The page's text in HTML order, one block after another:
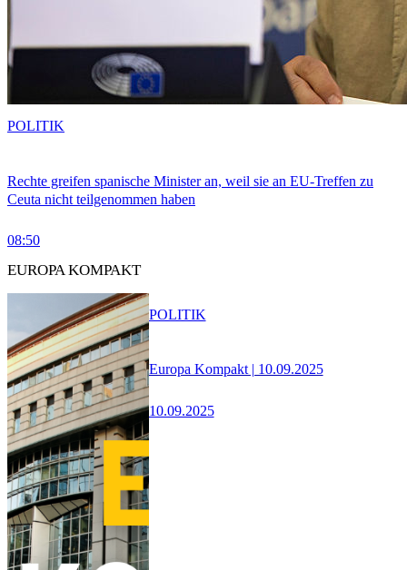
Rechte greifen spanische Minister an, weil sie an EU-Treffen zu
Ceuta nicht teilgenommen haben
08:50
POLITIK
EUROPA KOMPAKT
Europa Kompakt | 10.09.2025
10.09.2025
POLITIK